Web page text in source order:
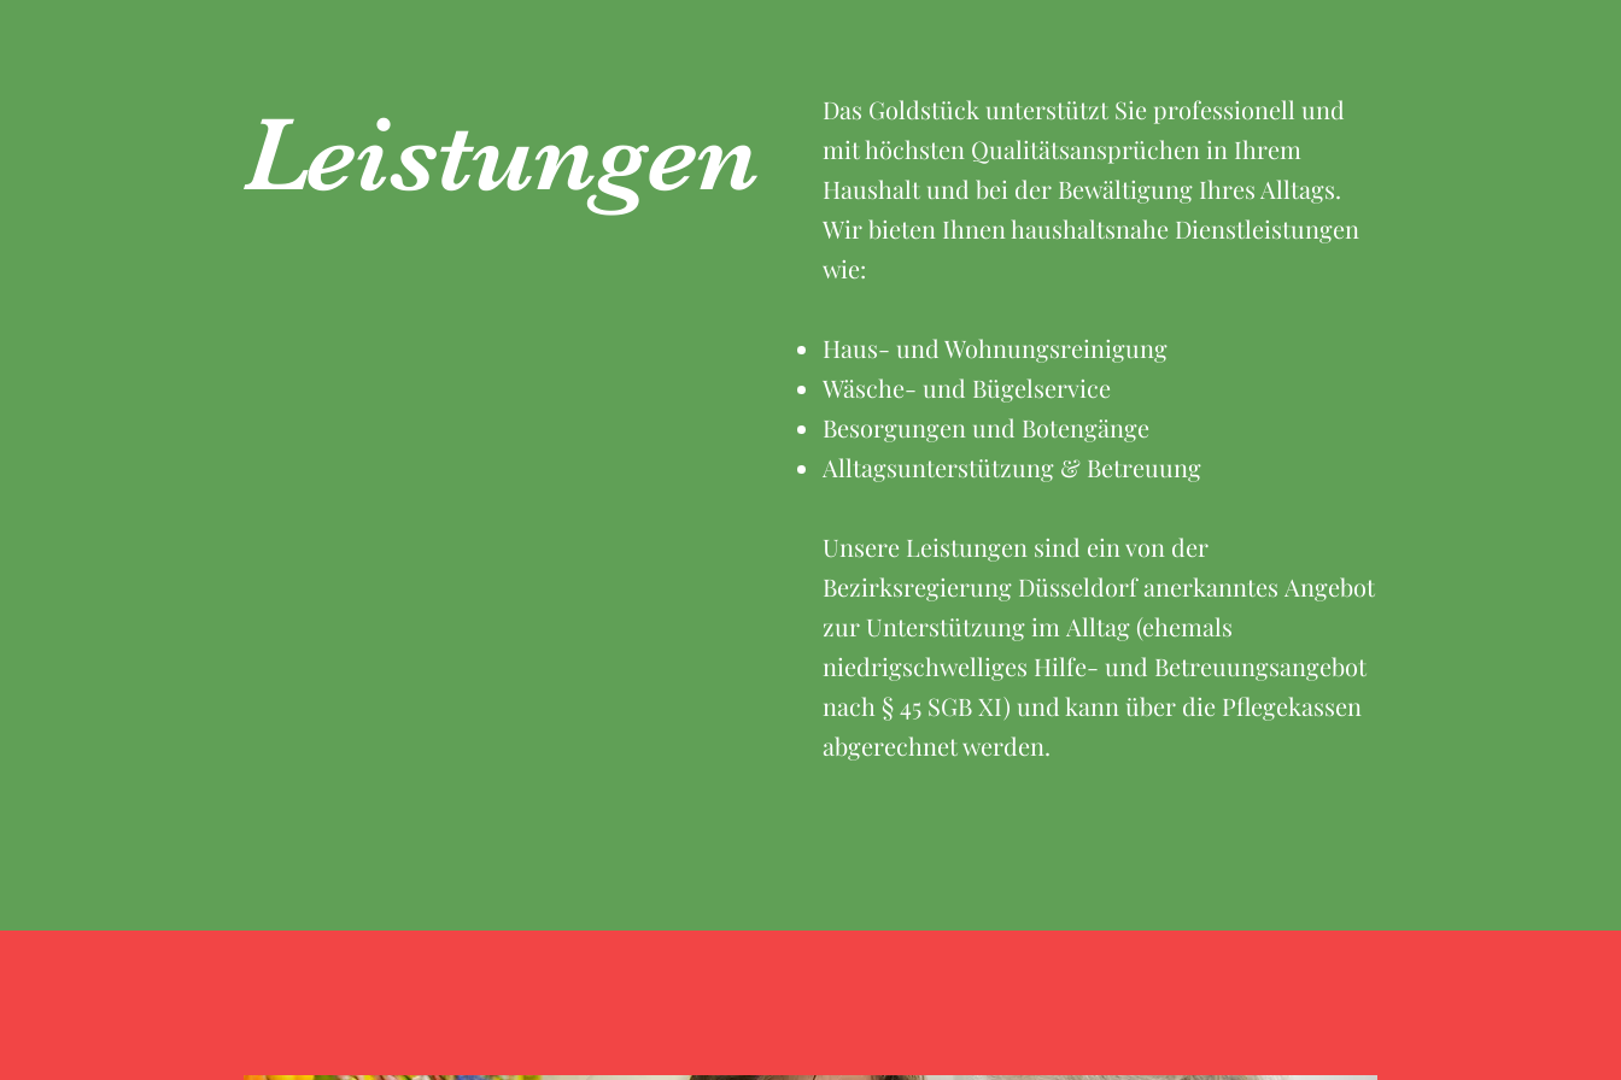
Leistungen
Das Goldstück unterstützt Sie professionell und
mit höchsten Qualitätsansprüchen in Ihrem
Haushalt und bei der Bewältigung Ihres Alltags.
Wir bieten Ihnen haushaltsnahe Dienstleistungen
wie:
Haus- und Wohnungsreinigung
Wäsche- und Bügelservice
Besorgungen und Botengänge
Alltagsunterstützung & Betreuung
Unsere Leistungen sind ein von der
Bezirksregierung Düsseldorf anerkanntes Angebot
zur Unterstützung im Alltag (ehemals
niedrigschwelliges Hilfe- und Betreuungsangebot
nach § 45 SGB XI) und kann über die Pflegekassen
abgerechnet werden.